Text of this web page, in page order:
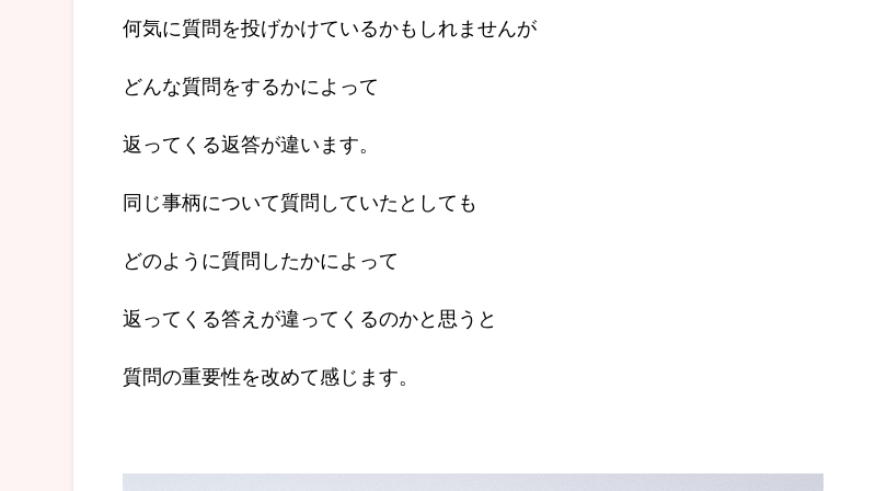
何気に質問を投げかけているかもしれませんが
どんな質問をするかによって
返ってくる返答が違います。
同じ事柄について質問していたとしても
どのように質問したかによって
返ってくる答えが違ってくるのかと思うと
質問の重要性を改めて感じます。